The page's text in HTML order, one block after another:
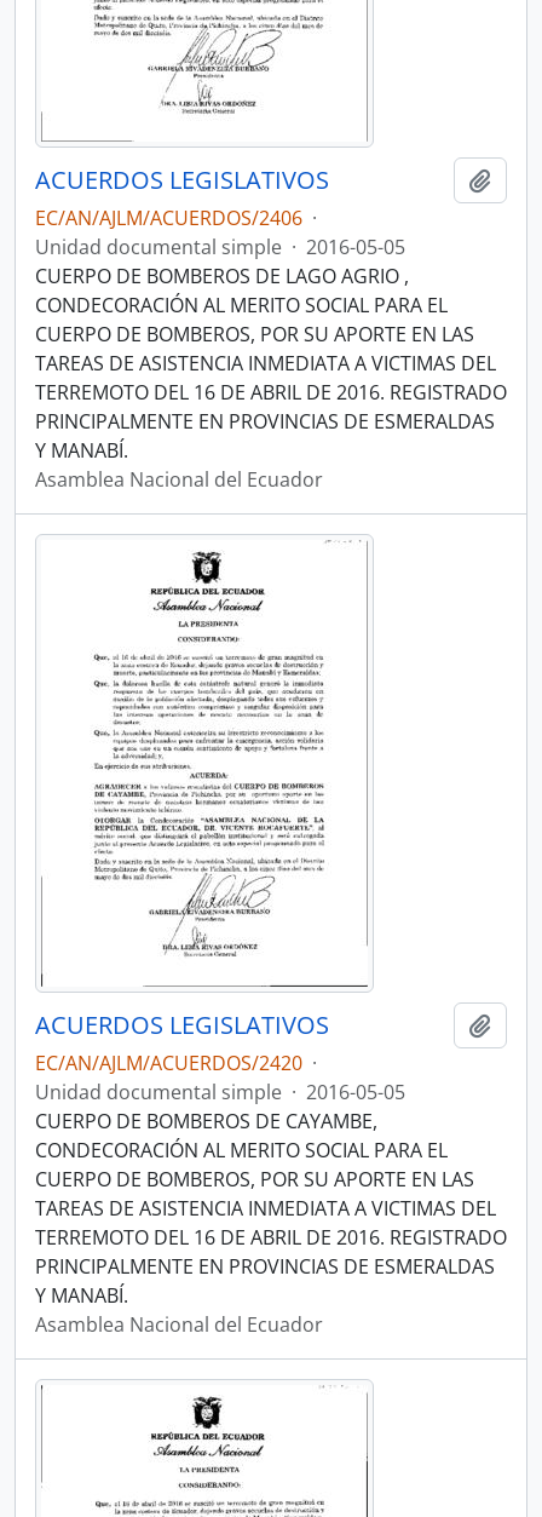
ACUERDOS LEGISLATIVOS
EC/AN/AJLM/ACUERDOS/2406 ·
Unidad documental simple · 2016-05-05
CUERPO DE BOMBEROS DE LAGO AGRIO ,
CONDECORACIÓN AL MERITO SOCIAL PARA EL
CUERPO DE BOMBEROS, POR SU APORTE EN LAS
TAREAS DE ASISTENCIA INMEDIATA A VICTIMAS DEL
TERREMOTO DEL 16 DE ABRIL DE 2016. REGISTRADO
PRINCIPALMENTE EN PROVINCIAS DE ESMERALDAS
Y MANABÍ.
Asamblea Nacional del Ecuador
ACUERDOS LEGISLATIVOS
EC/AN/AJLM/ACUERDOS/2420 ·
Unidad documental simple · 2016-05-05
CUERPO DE BOMBEROS DE CAYAMBE,
CONDECORACIÓN AL MERITO SOCIAL PARA EL
CUERPO DE BOMBEROS, POR SU APORTE EN LAS
TAREAS DE ASISTENCIA INMEDIATA A VICTIMAS DEL
TERREMOTO DEL 16 DE ABRIL DE 2016. REGISTRADO
PRINCIPALMENTE EN PROVINCIAS DE ESMERALDAS
Y MANABÍ.
Asamblea Nacional del Ecuador